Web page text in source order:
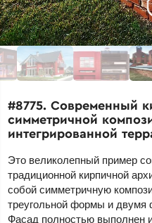
#8775. Современный
симметричной
интегрированной
Это великолепный пример
традиционной кирпичной
собой симметричную
треугольной формы и
Фасад полностью выполнен